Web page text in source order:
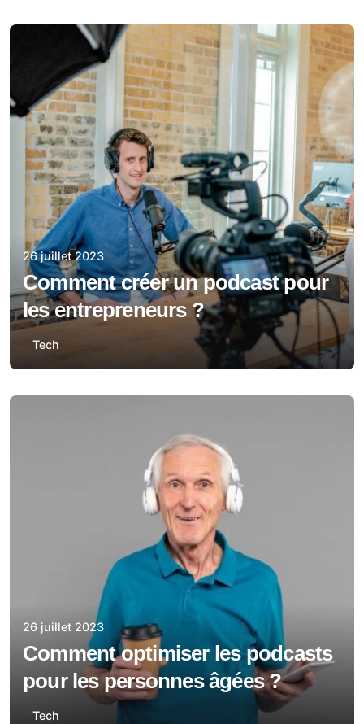
26 juillet 2023
Comment créer un podcast pour
les entrepreneurs ?
Tech
26 juillet 2023
Comment optimiser les podcasts
pour les personnes âgées ?
Tech